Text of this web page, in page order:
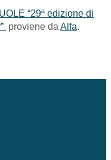
“29ª edizione di
proviene da Alfa.